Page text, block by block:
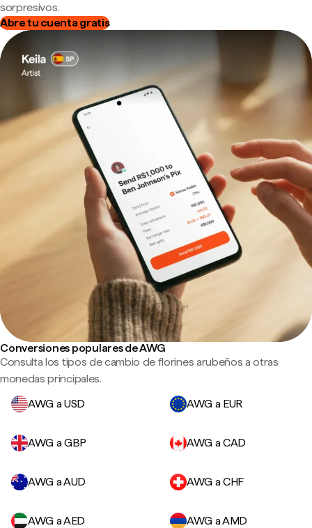
sorpresivos.
Abre tu cuenta gratis
Conversiones populares de AWG
Consulta los tipos de cambio de florines arubeños a otras
monedas principales.
AWG a USD
AWG a EUR
AWG a GBP AWG a CAD
AWG a AUD AWG a CHF
AWG a AED
AWG a AMD